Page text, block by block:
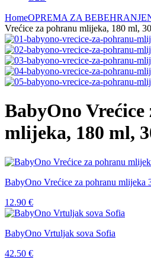
HomeOPREMA ZA BEBE
Vrećice za pohranu mlijeka, 180 ml,
BabyOno
mlijeka, 180 ml,
BabyOno Vrećice za pohranu mlijeka
12.90 €
BabyOno Vrtuljak sova Sofia
42.50 €